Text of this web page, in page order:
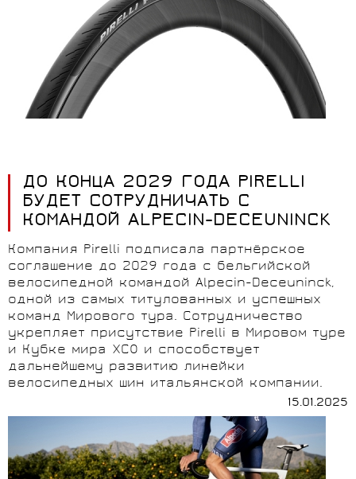
ДО КОНЦА 2029 ГОДА PIRELLI
БУДЕТ СОТРУДНИЧАТЬ С
КОМАНДОЙ ALPECIN-DECEUNINCK
Компания Pirelli подписала партнёрское
соглашение до 2029 года с бельгийской
велосипедной командой Alpecin-Deceuninck,
одной из самых титулованных и успешных
команд Мирового тура. Сотрудничество
укрепляет присутствие Pirelli в Мировом туре
и Кубке мира XCO и способствует
дальнейшему развитию линейки
велосипедных шин итальянской компании.
15.01.2025